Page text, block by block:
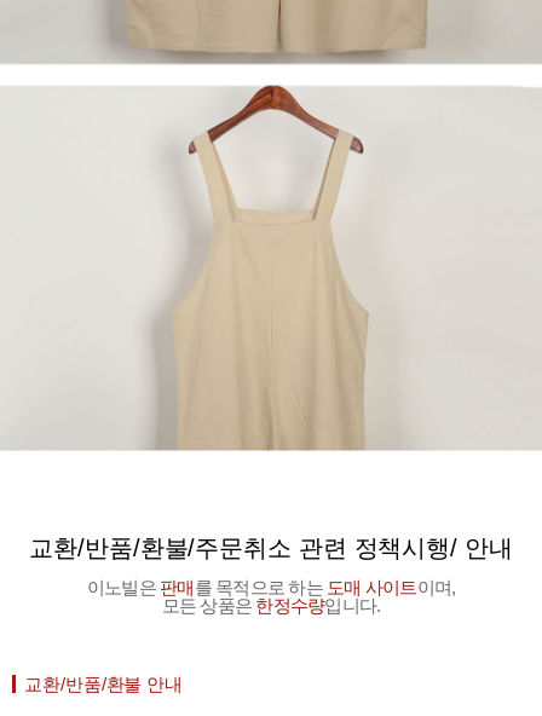
교환/반품/환불/주문취소 관련 정책시행/ 안내
이노빌은 판매를 목적으로 하는 도매 사이트이며,
모든 상품은 한정수량입니다.
교환/반품/환불 안내